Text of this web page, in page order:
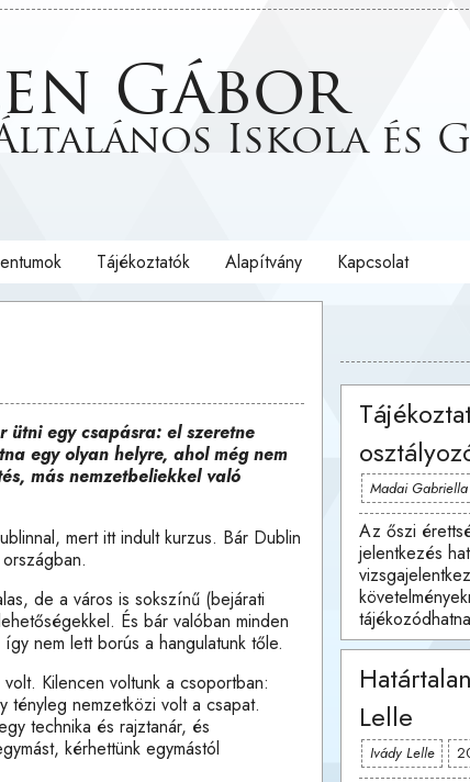
Gábor
Iskola és
Tájékoztatók Alapítvány Kapcsolat
egy csapásra: el szeretne
egy olyan helyre, ahol még nem
más nemzetbeliekkel való
mert itt indult kurzus. Bár Dublin
de a város is sokszínű (bejárati
És bár valóban minden
nem lett borús a hangulatunk tőle.
Kilencen voltunk a csoportban:
nemzetközi volt a csapat.
technika és rajztanár, és
kérhettünk egymástól
Madai Gabriella
Az őszi
jelentkezés
Lelle
Ivády Lelle